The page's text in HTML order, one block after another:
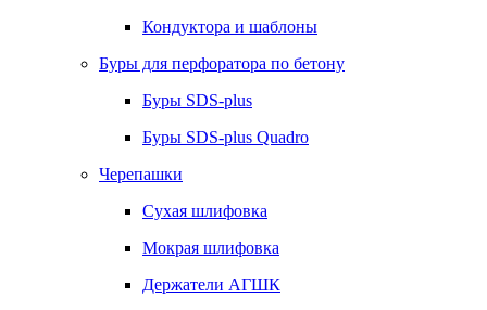
Кондуктора и шаблоны
Буры для перфоратора по бетону
Буры SDS-plus
Буры SDS-plus Quadro
Черепашки
Сухая шлифовка
Мокрая шлифовка
Держатели АГШК